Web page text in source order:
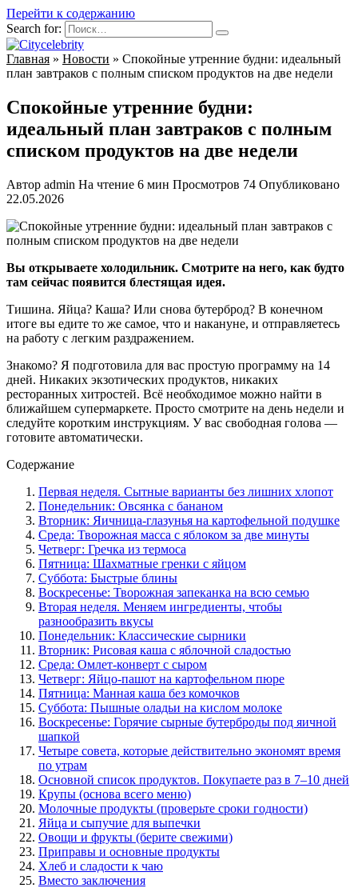
Перейти к содержанию
Search for:
Главная » Новости » Спокойные утренние будни: идеальный
план завтраков с полным списком продуктов на две недели
Спокойные утренние будни:
идеальный план завтраков с полным
списком продуктов на две недели
Автор admin На чтение 6 мин Просмотров 74 Опубликовано
22.05.2026
Вы открываете холодильник. Смотрите на него, как будто
там сейчас появится блестящая идея.
Тишина. Яйца? Каша? Или снова бутерброд? В конечном
итоге вы едите то же самое, что и накануне, и отправляетесь
на работу с легким раздражением.
Знакомо? Я подготовила для вас простую программу на 14
дней. Никаких экзотических продуктов, никаких
ресторанных хитростей. Всё необходимое можно найти в
ближайшем супермаркете. Просто смотрите на день недели и
следуйте коротким инструкциям. У вас свободная голова —
готовите автоматически.
Содержание
Первая неделя. Сытные варианты без лишних хлопот
Понедельник: Овсянка с бананом
Вторник: Яичница-глазунья на картофельной подушке
Среда: Творожная масса с яблоком за две минуты
Четверг: Гречка из термоса
Пятница: Шахматные гренки с яйцом
Суббота: Быстрые блины
Воскресенье: Творожная запеканка на всю семью
Вторая неделя. Меняем ингредиенты, чтобы
разнообразить вкусы
Понедельник: Классические сырники
Вторник: Рисовая каша с яблочной сладостью
Среда: Омлет-конверт с сыром
Четверг: Яйцо-пашот на картофельном пюре
Пятница: Манная каша без комочков
Суббота: Пышные оладьи на кислом молоке
Воскресенье: Горячие сырные бутерброды под яичной
шапкой
Четыре совета, которые действительно экономят время
по утрам
Основной список продуктов. Покупаете раз в 7–10 дней
Крупы (основа всего меню)
Молочные продукты (проверьте сроки годности)
Яйца и сыпучие для выпечки
Овощи и фрукты (берите свежими)
Приправы и основные продукты
Хлеб и сладости к чаю
Вместо заключения